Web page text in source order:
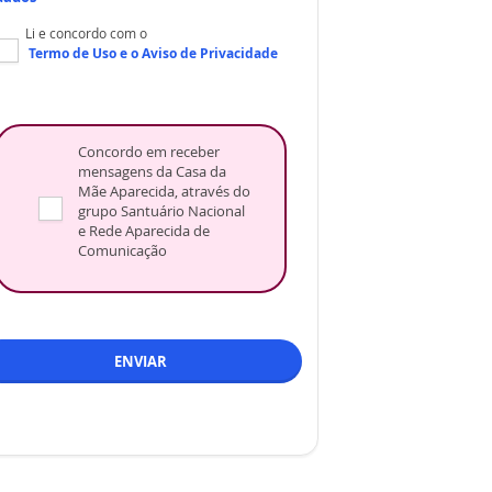
Li e concordo com o
Termo de Usoe oAviso de Privacidade
Concordo em receber
mensagens da Casa da
Mãe Aparecida, através do
grupo Santuário Nacional
e Rede Aparecida de
Comunicação
ENVIAR